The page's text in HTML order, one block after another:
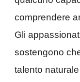
comprendere
Gli
sostengono
talento